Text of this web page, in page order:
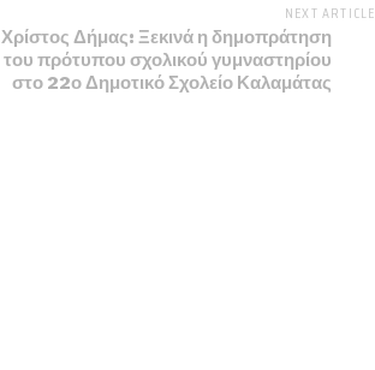
NEXT ARTICLE
Χρίστος Δήμας: Ξεκινά η δημοπράτηση
του πρότυπου σχολικού γυμναστηρίου
στο 22ο Δημοτικό Σχολείο Καλαμάτας